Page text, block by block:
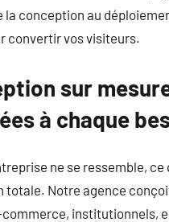
la conception au
convertir vos visiteurs.
sur
à chaque
ne se ressemble, ce
totale. Notre agence
institutionnels,